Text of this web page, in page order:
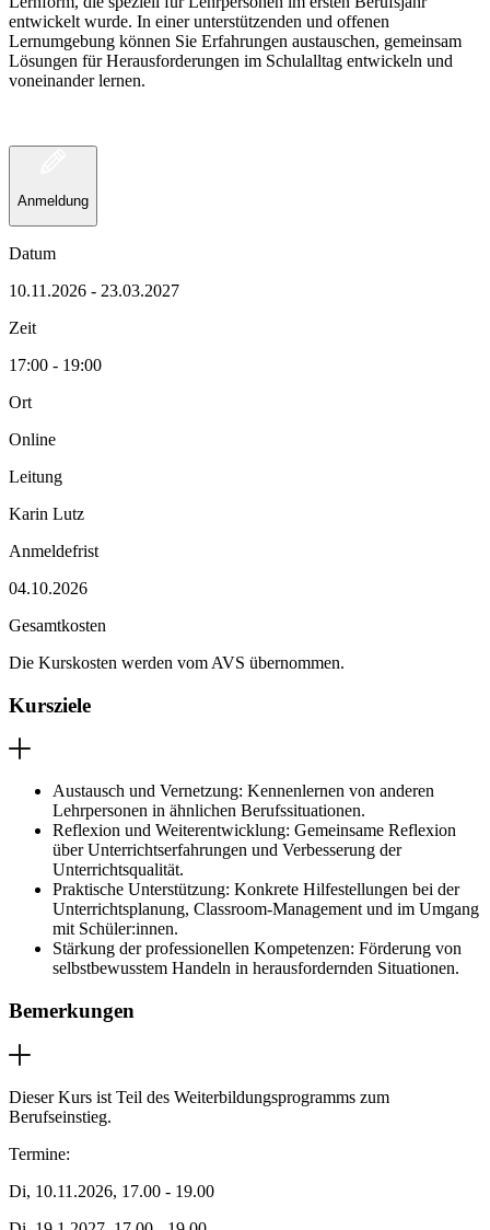
entwickelt wurde. In einer unterstützenden und offenen
Lernumgebung können Sie Erfahrungen austauschen, gemeinsam
Lösungen für Herausforderungen im Schulalltag entwickeln und
voneinander lernen.
Anmeldung
Datum
10.11.2026 - 23.03.2027
Zeit
17:00 - 19:00
Ort
Online
Leitung
Karin Lutz
Anmeldefrist
04.10.2026
Gesamtkosten
Die Kurskosten werden vom AVS übernommen.
Kursziele
Austausch und Vernetzung: Kennenlernen von anderen
Lehrpersonen in ähnlichen Berufssituationen.
Reflexion und Weiterentwicklung: Gemeinsame Reflexion
über Unterrichtserfahrungen und Verbesserung der
Unterrichtsqualität.
Praktische Unterstützung: Konkrete Hilfestellungen bei der
Unterrichtsplanung, Classroom-Management und im Umgang
mit Schüler:innen.
Stärkung der professionellen Kompetenzen: Förderung von
selbstbewusstem Handeln in herausfordernden Situationen.
Bemerkungen
Dieser Kurs ist Teil des Weiterbildungsprogramms zum
Berufseinstieg.
Termine:
Di, 10.11.2026, 17.00 - 19.00